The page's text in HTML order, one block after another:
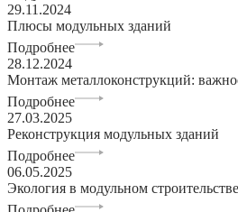
29.11.2024
Плюсы модульных зданий
Подробнее
28.12.2024
Монтаж металлоконструкций:
Подробнее
27.03.2025
Реконструкция модульных зданий
Подробнее
06.05.2025
Экология в модульном